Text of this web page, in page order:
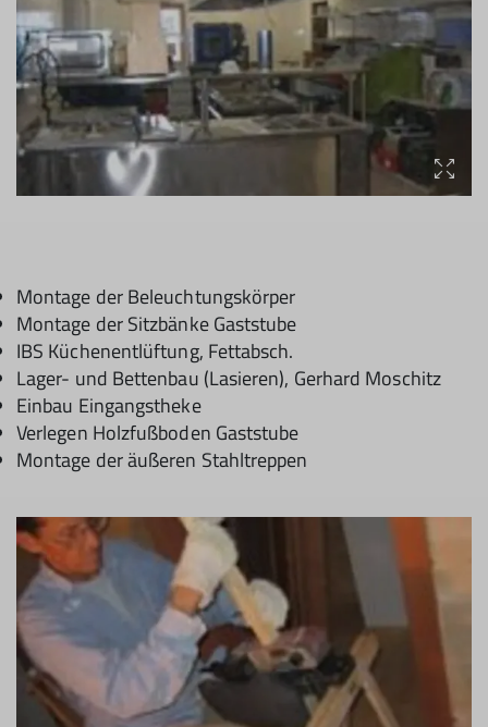
Montage der Beleuchtungskörper
Montage der Sitzbänke Gaststube
IBS Küchenentlüftung, Fettabsch.
Lager- und Bettenbau (Lasieren), Gerhard Moschitz
Einbau Eingangstheke
Verlegen Holzfußboden Gaststube
Montage der äußeren Stahltreppen